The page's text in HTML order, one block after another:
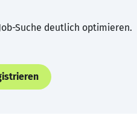
Suche deutlich optimieren.